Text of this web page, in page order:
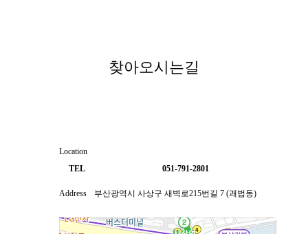
찾아오시는길
Location
TEL
051-791-2801
Address 부산광역시 사상구 새벽로215번길 7 (괘법동)